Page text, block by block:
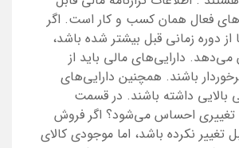
فعال همان کسب و کار است. اگر
دوره زمانی قبل بیشتر شده باشد،
دارایی‌های مالی باید از
باشند. همچنین دارایی‌های
بالایی داشته باشند. در قسمت
تغییری احساس می‌شود؟ اگر فروش
نکرده باشد، اما موجودی کالای